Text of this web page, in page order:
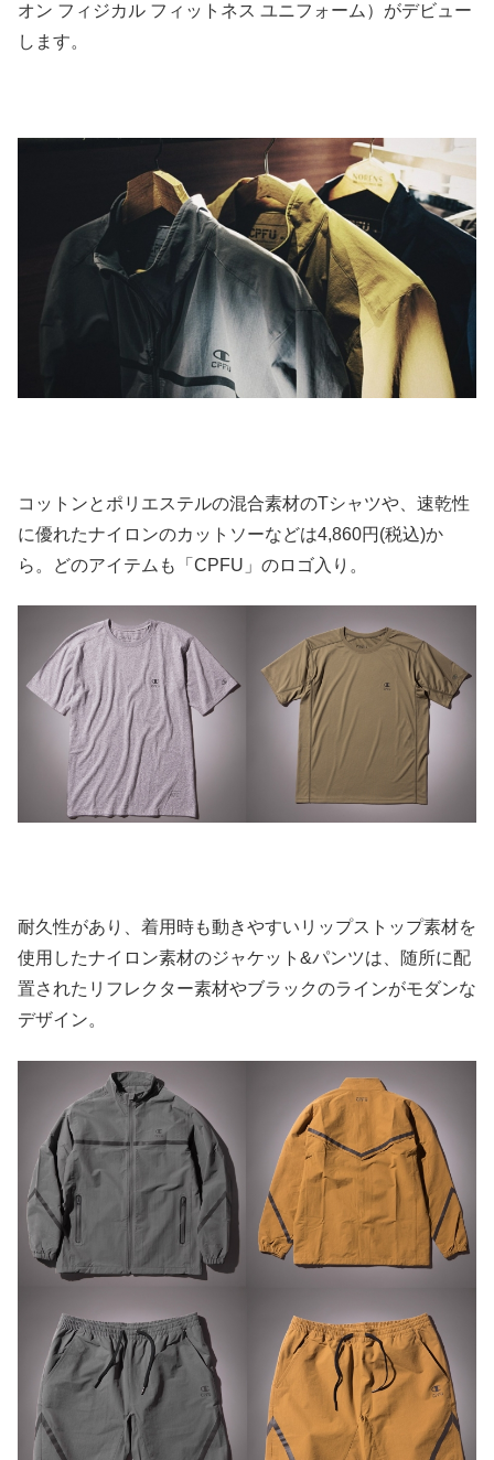
オン フィジカル フィットネス ユニフォーム）がデビュー
します。
コットンとポリエステルの混合素材のTシャツや、速乾性
に優れたナイロンのカットソーなどは4,860円(税込)か
ら。どのアイテムも「CPFU」のロゴ入り。
耐久性があり、着用時も動きやすいリップストップ素材を
使用したナイロン素材のジャケット&パンツは、随所に配
置されたリフレクター素材やブラックのラインがモダンな
デザイン。